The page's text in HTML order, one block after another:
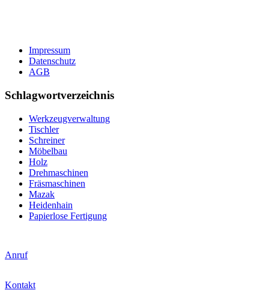
Impressum
Datenschutz
AGB
Schlagwortverzeichnis
Werkzeugverwaltung
Tischler
Schreiner
Möbelbau
Holz
Drehmaschinen
Fräsmaschinen
Mazak
Heidenhain
Papierlose Fertigung
Anruf
Kontakt